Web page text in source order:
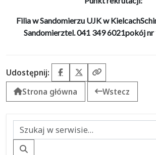
Filia w Sandomierzu UJK w Kielcach
Sandomierztel. 041 349 6021pokój nr
Udostępnij: FacebookX (Twitter)Kopiuj link
Strona główna
Wstecz
Szukaj